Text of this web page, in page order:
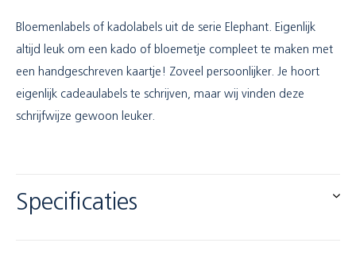
Bloemenlabels of kadolabels uit de serie Elephant. Eigenlijk
altijd leuk om een kado of bloemetje compleet te maken met
een handgeschreven kaartje! Zoveel persoonlijker. Je hoort
eigenlijk cadeaulabels te schrijven, maar wij vinden deze
schrijfwijze gewoon leuker.
Specificaties